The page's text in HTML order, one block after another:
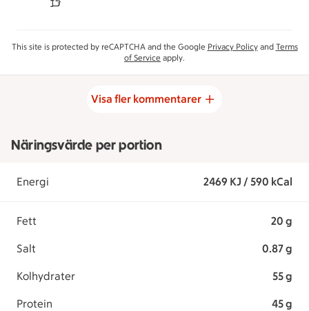
This site is protected by reCAPTCHA and the Google Privacy Policyand Terms
of Service apply.
Visa fler kommentarer
Näringsvärde per portion
Energi 2469 KJ / 590 kCal
Fett 20 g
Salt 0.87 g
Kolhydrater 55 g
Protein 45 g